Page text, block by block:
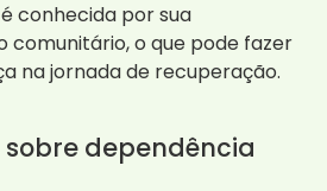
conhecida por sua
comunitário, o que pode fazer
na jornada de recuperação.
sobre dependência